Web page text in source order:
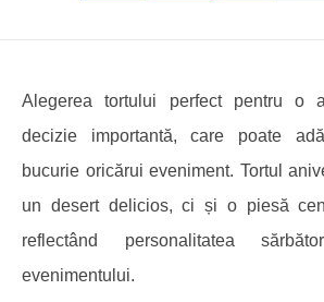
Alegerea tortului perfect pentru o
decizie importantă, care poate
bucurie oricărui eveniment. Tortul
un desert delicios, ci și o piesă
reflectând personalitatea
evenimentului.